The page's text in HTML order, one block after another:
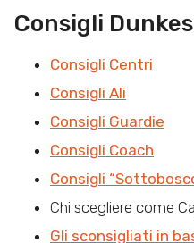
Consigli
Consigli Centri
Consigli Ali
Consigli Guardie
Consigli Coach
Consigli
Chi scegliere come
Gli sconsigliati in